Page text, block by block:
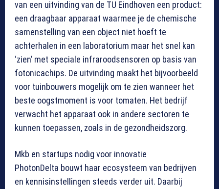
van een uitvinding van de TU Eindhoven een product:
een draagbaar apparaat waarmee je de chemische
samenstelling van een object niet hoeft te
achterhalen in een laboratorium maar het snel kan
‘zien’ met speciale infraroodsensoren op basis van
fotonicachips. De uitvinding maakt het bijvoorbeeld
voor tuinbouwers mogelijk om te zien wanneer het
beste oogstmoment is voor tomaten. Het bedrijf
verwacht het apparaat ook in andere sectoren te
kunnen toepassen, zoals in de gezondheidszorg.
Mkb en startups nodig voor innovatie
PhotonDelta bouwt haar ecosysteem van bedrijven
en kennisinstellingen steeds verder uit. Daarbij